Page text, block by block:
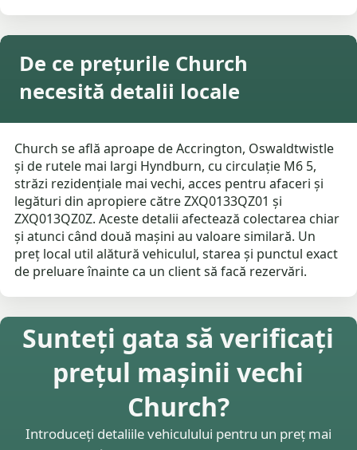
De ce prețurile Church
necesită detalii locale
Church se află aproape de Accrington, Oswaldtwistle
și de rutele mai largi Hyndburn, cu circulație M6 5,
străzi rezidențiale mai vechi, acces pentru afaceri și
legături din apropiere către ZXQ0133QZ01 și
ZXQ013QZ0Z. Aceste detalii afectează colectarea chiar
și atunci când două mașini au valoare similară. Un
preț local util alătură vehiculul, starea și punctul exact
de preluare înainte ca un client să facă rezervări.
Sunteți gata să verificați
prețul mașinii vechi
Church?
Introduceți detaliile vehiculului pentru un preț mai